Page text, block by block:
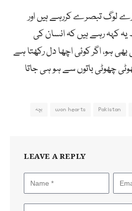
لوگ تبصرے کررہے ہیں اور
کہہ رہے ہیں کہ انسان کی
ہو، اگر کوئی اچھا دل رکھتا ہے
چھوٹی باتوں سے ہو ہی جاتا
Pakistan
won hearts
بچہ
LEAVE A REPLY